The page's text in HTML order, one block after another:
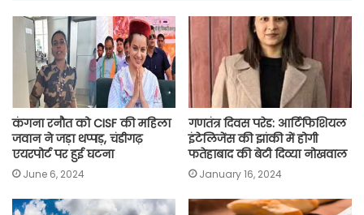
o
k
p
p
r
a
m
n
k
कंगना रनौत को CISF की महिला
जवान ने जड़ा थप्पड़, चंडीगढ़
एयरपोर्ट पर हुई घटना
June 6, 2024
गणतंत्र दिवस परेड: आर्टिफिशियल
इंटेलिजेंस की झांकी में होगी
फतेहाबाद की बेटी दिव्या नोखवाल
January 16, 2024